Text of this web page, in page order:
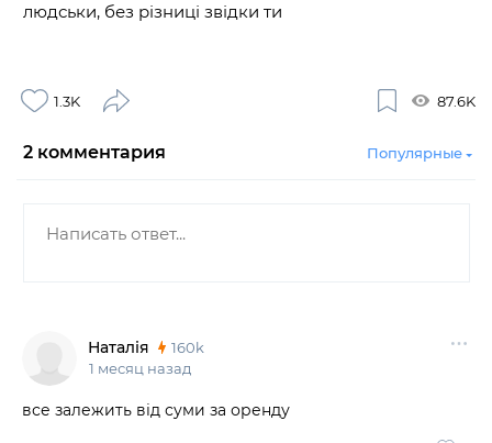
людськи, без різниці звідки ти
1.3K 87.6K
2 комментария Популярные
Наталія
160k
1 месяц назад
все залежить від суми за оренду